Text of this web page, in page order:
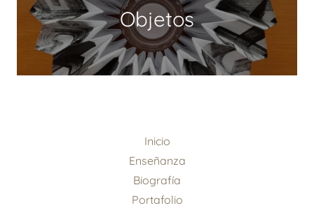
Objetos
Inicio
Enseñanza
Biografía
Portafolio